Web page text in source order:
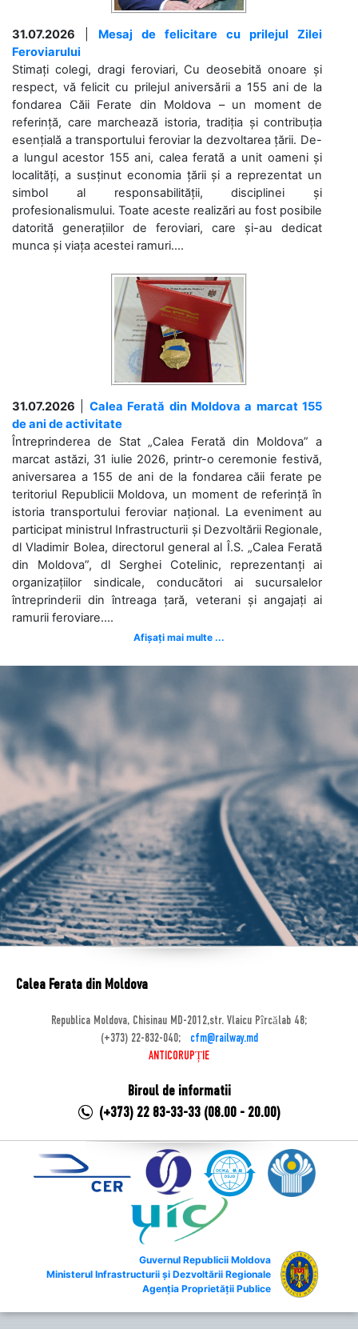
31.07.2026
Mesaj de felicitare cu prilejul Zilei
Feroviarului
Stimați colegi, dragi feroviari, Cu deosebită onoare și
respect, vă felicit cu prilejul aniversării a 155 ani de la
fondarea Căii Ferate din Moldova – un moment de
referință, care marchează istoria, tradiția și contribuția
esențială a transportului feroviar la dezvoltarea țării. De-
a lungul acestor 155 ani, calea ferată a unit oameni și
localități, a susținut economia țării și a reprezentat un
simbol al responsabilității, disciplinei și
profesionalismului. Toate aceste realizări au fost posibile
datorită generațiilor de feroviari, care și-au dedicat
munca și viața acestei ramuri....
31.07.2026
Calea Ferată din Moldova a marcat 155
de ani de activitate
Întreprinderea de Stat „Calea Ferată din Moldova” a
marcat astăzi, 31 iulie 2026, printr-o ceremonie festivă,
aniversarea a 155 de ani de la fondarea căii ferate pe
teritoriul Republicii Moldova, un moment de referință în
istoria transportului feroviar național. La eveniment au
participat ministrul Infrastructurii și Dezvoltării Regionale,
dl Vladimir Bolea, directorul general al Î.S. „Calea Ferată
din Moldova”, dl Serghei Cotelinic, reprezentanți ai
organizațiilor sindicale, conducători ai sucursalelor
întreprinderii din întreaga țară, veterani și angajați ai
ramurii feroviare....
Afișați mai multe ...
Calea Ferata din Moldova
Republica Moldova, Chisinau MD-2012,str. Vlaicu Pîrcălab 48;
(+373) 22-832-040;
cfm@railway.md
ANTICORUPȚIE
Biroul de informatii
(+373) 22 83-33-33 (08.00 - 20.00)
Guvernul Republicii Moldova
Ministerul Infrastructurii și Dezvoltării Regionale
Agenția Proprietății Publice